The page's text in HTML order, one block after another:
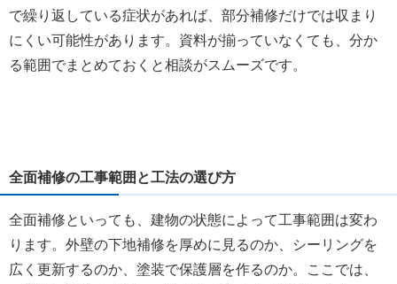
で繰り返している症状があれば、部分補修だけでは収まり
にくい可能性があります。資料が揃っていなくても、分か
る範囲でまとめておくと相談がスムーズです。
全面補修の工事範囲と工法の選び方
全面補修といっても、建物の状態によって工事範囲は変わ
ります。外壁の下地補修を厚めに見るのか、シーリングを
広く更新するのか、塗装で保護層を作るのか。ここでは、